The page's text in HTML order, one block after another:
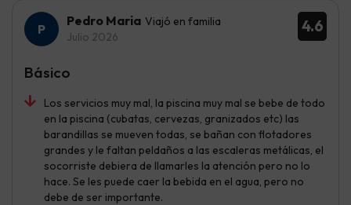
4.6
Pedro Maria Viajó en familia
Julio 2026
Los servicios muy mal, la piscina muy mal se bebe de todo
en la piscina (cubatas, cervezas, granizados etc) las
barandillas se mueven todas, se bañan con flotadores
grandes y le faltan peldaños a las escaleras metálicas, el
socorriste debiera de llamarles la atención pero no lo
hace. Se les puede caer la bebida en el agua, pero no
debe de ser importante.
Básico